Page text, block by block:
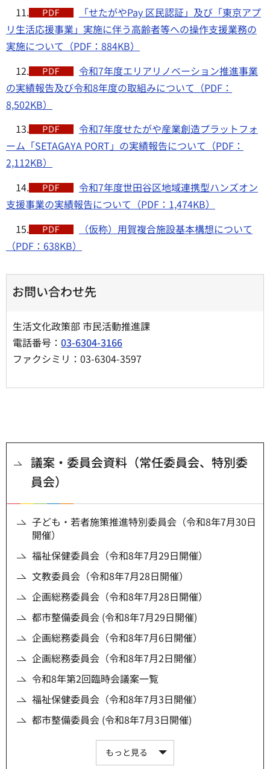
11.
「せたがやPay 区民認証」及び「東京アプ
リ生活応援事業」実施に伴う高齢者等への操作支援業務の
実施について（PDF：884KB）
12.
令和7年度エリアリノベーション推進事業
の実績報告及び令和8年度の取組みについて（PDF：
8,502KB）
13.
令和7年度せたがや産業創造プラットフォ
ーム「SETAGAYA PORT」の実績報告について（PDF：
2,112KB）
14.
令和7年度世田谷区地域連携型ハンズオン
支援事業の実績報告について（PDF：1,474KB）
15.
（仮称）用賀複合施設基本構想について
（PDF：638KB）
お問い合わせ先
生活文化政策部 市民活動推進課
電話番号： 03-6304-3166
ファクシミリ：03-6304-3597
議案・委員会資料（常任委員会、特別委
員会）
子ども・若者施策推進特別委員会（令和8年7月30日
開催）
福祉保健委員会（令和8年7月29日開催）
文教委員会（令和8年7月28日開催）
企画総務委員会（令和8年7月28日開催）
都市整備委員会 (令和8年7月29日開催)
企画総務委員会（令和8年7月6日開催）
企画総務委員会（令和8年7月2日開催）
令和8年第2回臨時会議案一覧
福祉保健委員会（令和8年7月3日開催）
都市整備委員会 (令和8年7月3日開催)
もっと見る